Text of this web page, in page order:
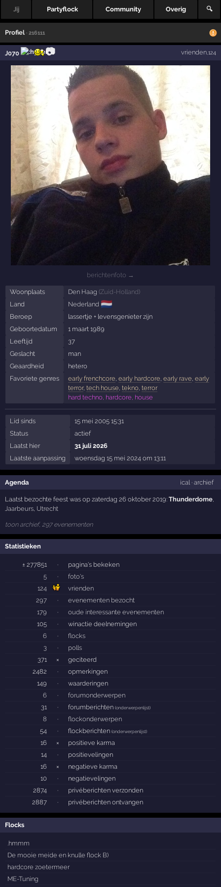
Jij Partyflock Community Overig 🔍
Profiel · 216111
J070 📷 vrienden,124
berichtenfoto →
Woonplaats Den Haag (Zuid-Holland)
Land
Nederland 🇳🇱
Beroep
lassertje + levensgenieter zijn
Geboortedatum
1 maart 1989
Leeftijd
37
Geslacht
man
Geaardheid
hetero
Favoriete genres
early frenchcore early hardcore early rave early
terror, tech house tekno, terror
hard techno, hardcore, house
Lid sinds
15 mei 2005 15:31
Status
actief
Laatst hier
31 juli 2026
Laatste aanpassing
woensdag 15 mei 2024 om 13:11
Agenda ical · archief
Laatst bezochte feest was op zaterdag 26 oktober 2019:Thunderdome,
Jaarbeurs, Utrecht
toon archief, 297 evenementen
Statistieken
± 277851 ·
pagina's bekeken
5
·
foto's
124
vrienden
297
·
evenementen bezocht
179
·
oude interessante evenementen
105
·
winactie deelnemingen
6
·
flocks
3
·
polls
371
×
geciteerd
2482
·
opmerkingen
149
·
waarderingen
6
·
forumonderwerpen
31
· forumberichten(onderwerpenlijst)
8 ·
flockonderwerpen
54
· flockberichten(onderwerpenlijst)
16 ×
positieve karma
14
·
positievelingen
16
×
negatieve karma
10
·
negatievelingen
2874
·
privéberichten verzonden
2887
· privéberichten ontvangen
Flocks
.hmmm
De mooie meide en knulle flock B)
hardcore zoetermeer
ME-Tuning